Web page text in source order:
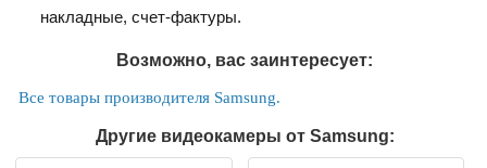
накладные, счет-фактуры.
Возможно, вас заинтересует:
Все товары производителя Samsung.
Другие видеокамеры от Samsung: